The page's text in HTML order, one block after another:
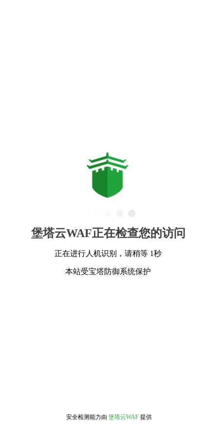
堡塔云WAF正在检查您的访问
正在进行人机识别，请稍等 1秒
本站受宝塔防御系统保护
安全检测能力由 堡塔云WAF 提供